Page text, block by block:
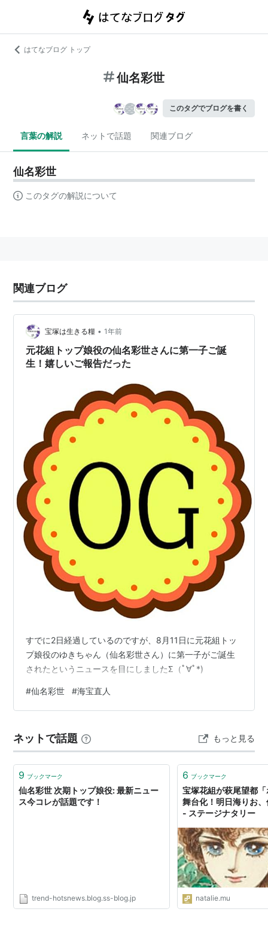
はてなブログ トップ
仙名彩世
このタグでブログを書く
言葉の解説 ネットで話題 関連ブログ
仙名彩世
このタグの解説について
関連ブログ
宝塚は生きる糧 • 1年前
元花組トップ娘役の仙名彩世さんに第一子ご誕
生！嬉しいご報告だった
すでに2日経過しているのですが、8月11日に元花組トッ
プ娘役のゆきちゃん（仙名彩世さん）に第一子がご誕生
されたというニュースを目にしましたΣ（ﾟ∀ﾟ*)
#仙名彩世 #海宝直人
ネットで話題 もっと見る
9 ブックマーク
仙名彩世 次期トップ娘役: 最新ニュー
ス今コレが話題です！
trend-hotsnews.blog.ss-blog.jp
6 ブックマーク
宝塚花組が萩尾望都
舞台化！明日海りお
- ステージナタリー
natalie.mu